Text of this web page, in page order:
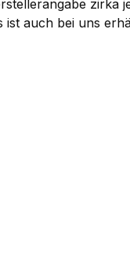
zirka
ist auch bei uns